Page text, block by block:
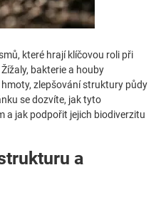
které hrají klíčovou roli při
bakterie a houby
zlepšování struktury půdy
se dozvíte, jak tyto
a jak podpořit jejich biodiverzitu
a